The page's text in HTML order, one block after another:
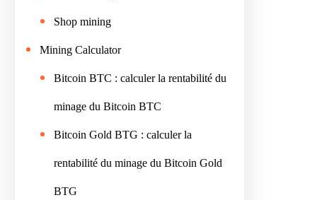
Shop mining
Mining Calculator
Bitcoin BTC : calculer la rentabilité du
minage du Bitcoin BTC
Bitcoin Gold BTG : calculer la
rentabilité du minage du Bitcoin Gold
BTG